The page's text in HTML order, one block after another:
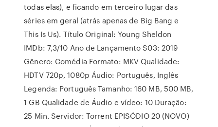
todas elas), e ficando em terceiro lugar das
séries em geral (atrás apenas de Big Bang e
This Is Us). Título Original: Young Sheldon
IMDb: 7,3/10 Ano de Lançamento S03: 2019
Gênero: Comédia Formato: MKV Qualidade:
HDTV 720p, 1080p Áudio: Português, Inglês
Legenda: Português Tamanho: 160 MB, 500 MB,
1 GB Qualidade de Áudio e vídeo: 10 Duração:
25 Min. Servidor: Torrent EPISÓDIO 20 (NOVO)